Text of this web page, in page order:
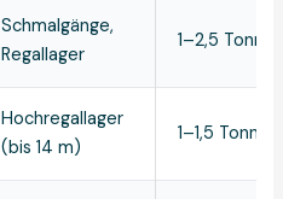
Schmalgänge,
Regallager
1–2,5
Hochregallager
(bis 14 m)
1–1,5 Tonnen